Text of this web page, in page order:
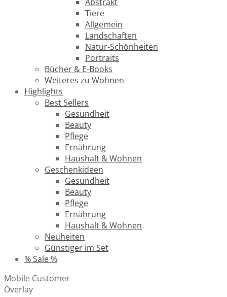
Tiere
Allgemein
Landschaften
Natur-Schönheiten
Portraits
Bücher & E-Books
Weiteres zu Wohnen
Highlights
Best Sellers
Gesundheit
Beauty
Pflege
Ernährung
Haushalt & Wohnen
Geschenkideen
Gesundheit
Beauty
Pflege
Ernährung
Haushalt & Wohnen
Neuheiten
Günstiger im Set
% Sale %
Mobile Customer
Overlay